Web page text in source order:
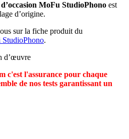
MoFu StudioPhono est
d’origine.
sur la fiche produit du
.
d’œuvre
c'est l'assurance pour chaque
de nos tests garantissant un